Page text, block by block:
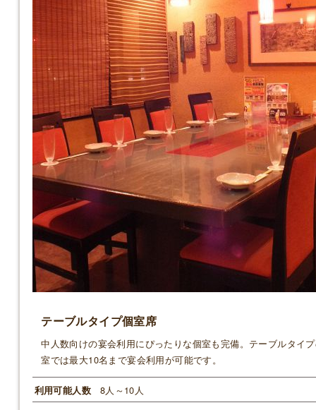
テーブルタイプ個室席
中人数向けの宴会利用にぴったりな個室も完備。テーブルタイ
室では最大10名まで宴会利用が可能です。
利用可能人数 8人～10人